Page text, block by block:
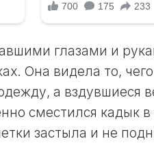
глазами и
Она видела то,
а вздувшиеся
сместился кадык
застыла и не